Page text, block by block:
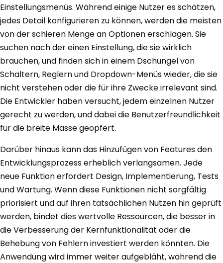
Einstellungsmenüs. Während einige Nutzer es schätzen,
jedes Detail konfigurieren zu können, werden die meisten
von der schieren Menge an Optionen erschlagen. Sie
suchen nach der einen Einstellung, die sie wirklich
brauchen, und finden sich in einem Dschungel von
Schaltern, Reglern und Dropdown-Menüs wieder, die sie
nicht verstehen oder die für ihre Zwecke irrelevant sind.
Die Entwickler haben versucht, jedem einzelnen Nutzer
gerecht zu werden, und dabei die Benutzerfreundlichkeit
für die breite Masse geopfert.
Darüber hinaus kann das Hinzufügen von Features den
Entwicklungsprozess erheblich verlangsamen. Jede
neue Funktion erfordert Design, Implementierung, Tests
und Wartung. Wenn diese Funktionen nicht sorgfältig
priorisiert und auf ihren tatsächlichen Nutzen hin geprüft
werden, bindet dies wertvolle Ressourcen, die besser in
die Verbesserung der Kernfunktionalität oder die
Behebung von Fehlern investiert werden könnten. Die
Anwendung wird immer weiter aufgebläht, während die